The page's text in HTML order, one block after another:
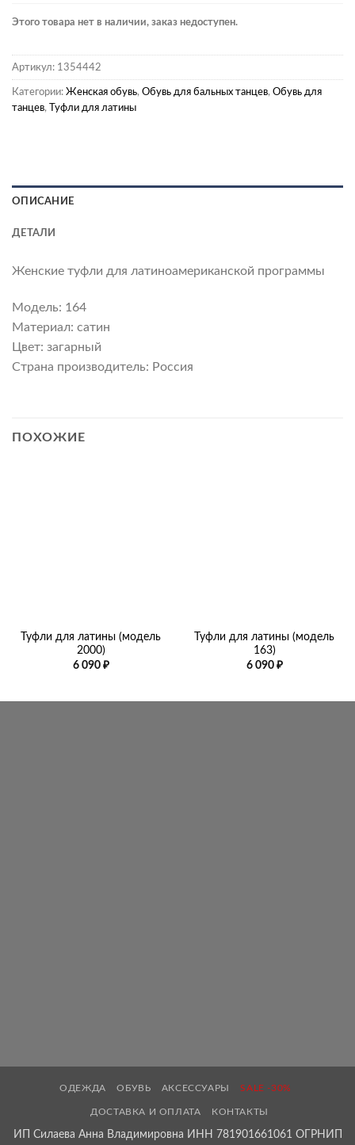
Этого товара нет в наличии, заказ недоступен.
Артикул: 1354442
Категории: Женская обувь, Обувь для бальных танцев, Обувь для
танцев, Туфли для латины
ОПИСАНИЕ
ДЕТАЛИ
Женские туфли для латиноамериканской программы
Модель: 164
Материал: сатин
Цвет: загарный
Страна производитель: Россия
ПОХОЖИЕ
Туфли для латины (модель
2000)
6 090 ₽
Туфли для латины (модель
163)
6 090 ₽
ОДЕЖДА ОБУВЬ АКСЕССУАРЫ SALE -30%
ДОСТАВКА И ОПЛАТА КОНТАКТЫ
ИП Силаева Анна Владимировна ИНН 781901661061 ОГРНИП